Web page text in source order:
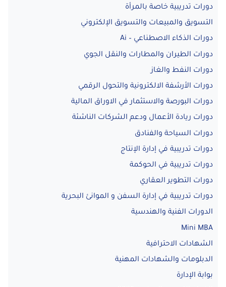
دورات تدريبية خاصة بالمرأة
التسويق والمبيعات والتسويق الإلكتروني
دورات الذكاء الاصطناعي – Ai
دورات الطيران والمطارات والنقل الجوي
دورات النفط والغاز
دورات الأرشفة الالكترونية والتحول الرقمي
دورات البورصة والاستثمار في الاوراق المالية
دورات ريادة الأعمال ودعم الشركات الناشئة
دورات السياحة والفنادق
دورات تدريبية في إدارة الإنتاج
دورات تدريبية في الحوكمة
دورات التطوير العقاري
دورات تدريبية في إدارة السفن و الموانئ البحرية
الدورات الفنية والهندسية
Mini MBA
الشهادات الاحترافية
الدبلومات والشهادات المهنية
بوابة الإدارة